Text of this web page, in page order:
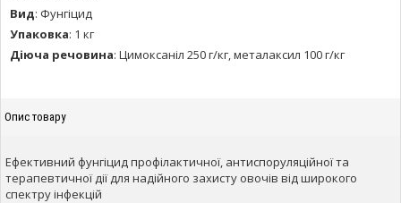
Вид: Фунгіцид
Упаковка: 1 кг
Діюча речовина: Цимоксаніл 250 г/кг, металаксил 100 г/кг
Опис товару
Ефективний фунгіцид профілактичної, антиспоруляційної та
терапевтичної дії для надійного захисту овочів від широкого
спектру інфекцій